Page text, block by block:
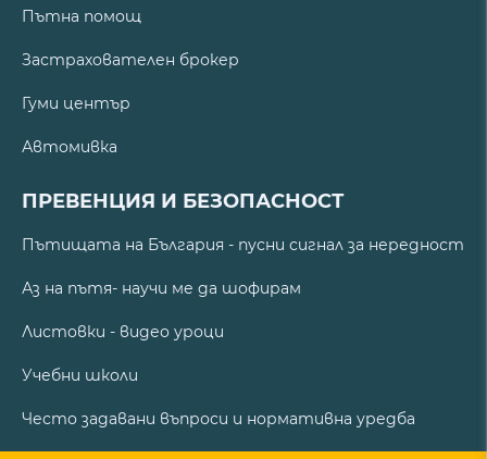
Пътна помощ
Застрахователен брокер
Гуми център
Автомивка
ПРЕВЕНЦИЯ И БЕЗОПАСНОСТ
Пътищата на България - пусни сигнал за нередност
Аз на пътя- научи ме да шофирам
Листовки - видео уроци
Учебни школи
Често задавани въпроси и нормативна уредба